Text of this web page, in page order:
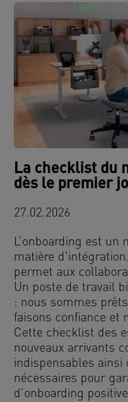
La checklist du
dès le premier
27.02.2026
L’onboarding est un
matière
permet aux
Un poste de travail
: nous sommes
faisons confiance et
Cette checklist des
nouveaux arrivants
indispensables ainsi
nécessaires pour
d’onboarding